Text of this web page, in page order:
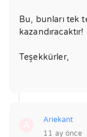
Bu, bunları tek
kazandıracaktır!
Teşekkürler,
Ariekant
11 ay önce